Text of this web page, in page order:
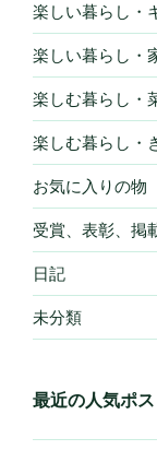
楽しい暮らし・
楽しい暮らし・
楽しむ暮らし・
楽しむ暮らし・
お気に入りの物
受賞、表彰、掲
日記
未分類
最近の人気ポス